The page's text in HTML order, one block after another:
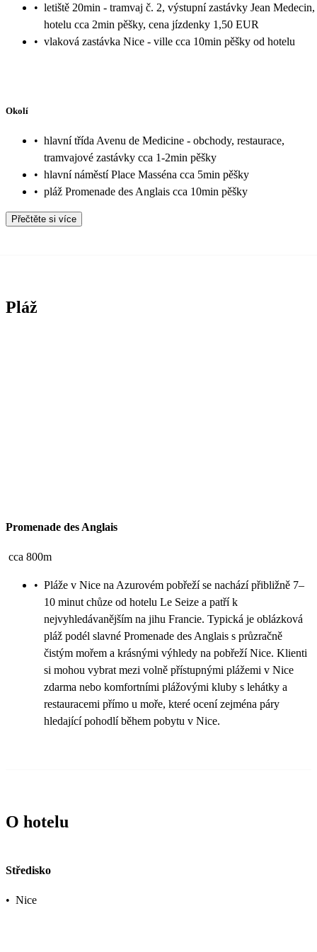
• letiště 20min - tramvaj č. 2, výstupní zastávky Jean
hotelu cca 2min pěšky, cena jízdenky 1,50 EUR
• vlaková zastávka Nice - ville cca 10min pěšky od hotelu
Okolí
• hlavní třída Avenu de Medicine - obchody, restaurace,
tramvajové zastávky cca 1-2min pěšky
• hlavní náměstí Place Masséna cca 5min pěšky
• pláž Promenade des Anglais cca 10min pěšky
Přečtěte si více
Pláž
Promenade des Anglais
cca 800m
• Pláže v Nice na Azurovém pobřeží se nachází přibližně 7–
10 minut chůze od hotelu Le Seize a patří k
nejvyhledávanějším na jihu Francie. Typická je oblázková
pláž podél slavné Promenade des Anglais s průzračně
čistým mořem a krásnými výhledy na pobřeží Nice. Klienti
si mohou vybrat mezi volně přístupnými plážemi v Nice
zdarma nebo komfortními plážovými kluby s lehátky a
restauracemi přímo u moře, které ocení zejména páry
hledající pohodlí během pobytu v Nice.
O hotelu
Středisko
• Nice